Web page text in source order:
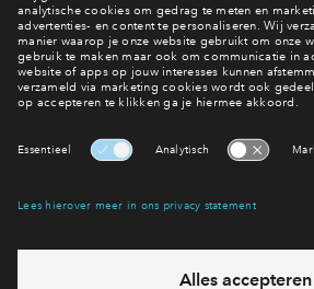
Wat is jouw favoriet?
Bekijk het woningaanbod
Interesse? Meld je dan
eventuele projecten
Ja, ik wil mij